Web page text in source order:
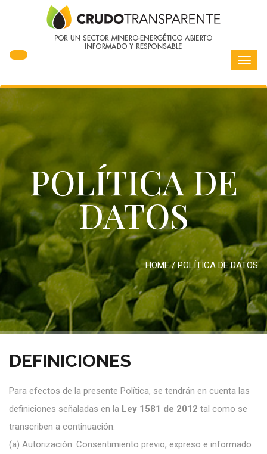
POLÍTICA DE
DATOS
HOME/POLÍTICA DE DATOS
DEFINICIONES
Para efectos de la presente Política, se tendrán en cuenta las
definiciones señaladas en la Ley 1581 de 2012 tal como se
transcriben a continuación:
(a) Autorización: Consentimiento previo, expreso e informado